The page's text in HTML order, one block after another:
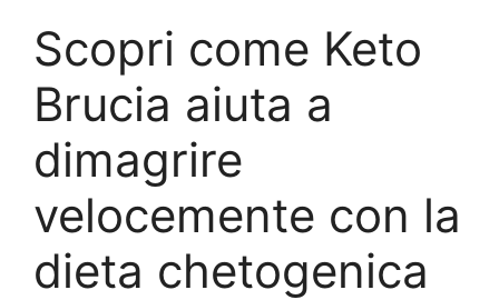
Scopri come Keto
Brucia aiuta a
dimagrire
velocemente con la
dieta chetogenica